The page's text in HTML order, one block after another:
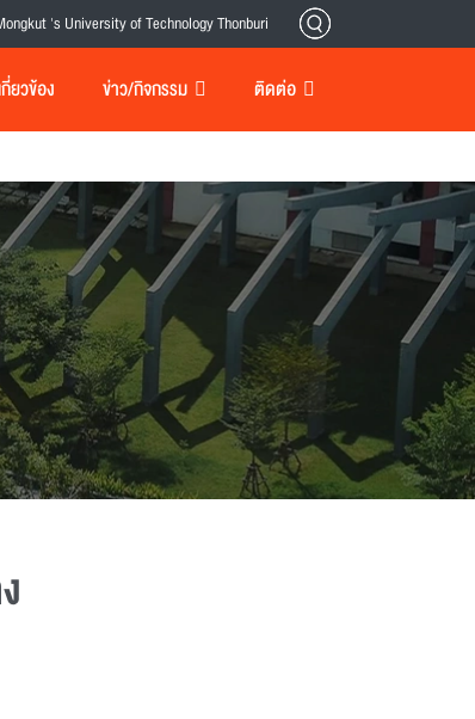
's University of Technology Thonburi
ยวข้อง ข่าว/กิจกรรม ติดต่อ